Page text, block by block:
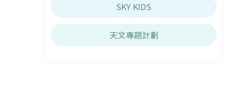
SKY KIDS
天文專題計劃